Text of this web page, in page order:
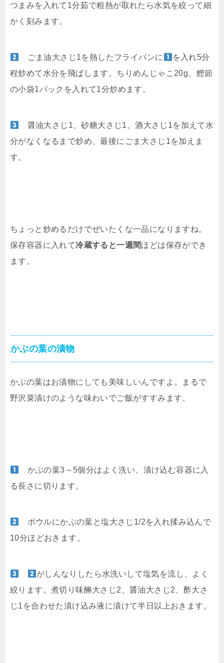
つまみを入れて1分茹で粗熱が取れたら水気を絞って細
かく刻みます。
ごま油大さじ1を熱したフライパンに
を入れ5分
程炒めて水分を飛ばします。ちりめんじゃこ20g、鰹節
の小袋1パックを入れて1分炒めます。
醤油大さじ1、砂糖大さじ1、酒大さじ1を加えて水
分がなくなるまで炒め、最後にごま大さじ1を加えま
す。
ちょっと炒めるだけでぜいたくな一品になりますね。
保存容器に入れて冷蔵すると一週間ほどは保存ができ
ます。
かぶの葉の漬物
かぶの葉はお漬物にしても美味しいんですよ。まるで
野沢菜漬けのような味わいでご飯がすすみます。
かぶの葉3～5個分はよく洗い、漬け込む容器に入
る長さに切ります。
ボウルにかぶの葉と塩大さじ1/2を入れ揉み込んで
10分ほどおきます。
がしんなりしたら水洗いして塩気を流し、よく
絞ります。煮切り味醂大さじ2、醤油大さじ2、酢大さ
じ1を合わせた漬け込み液に漬けて半日以上おきます。